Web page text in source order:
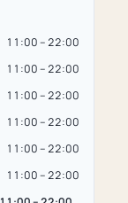
11:00 – 22:00
11:00 – 22:00
11:00 – 22:00
11:00 – 22:00
11:00 – 22:00
11:00 – 22:00